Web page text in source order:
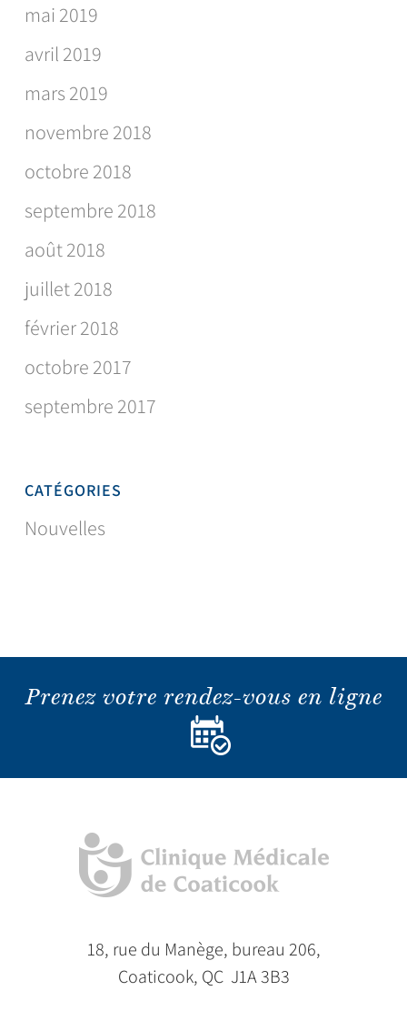
mai 2019
avril 2019
mars 2019
novembre 2018
octobre 2018
septembre 2018
août 2018
juillet 2018
février 2018
octobre 2017
septembre 2017
CATÉGORIES
Nouvelles
Prenez votre rendez-vous en ligne
18, rue du Manège, bureau 206,
Coaticook, QC J1A 3B3